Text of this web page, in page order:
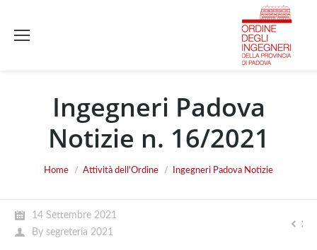
Ingegneri Padova
Notizie n. 16/2021
You are here:
Home Attività dell'Ordine Ingegneri Padova Notizie
14 Settembre 2021
By segreteria 2021